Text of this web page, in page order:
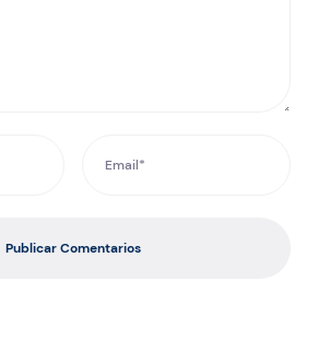
Publicar Comentarios